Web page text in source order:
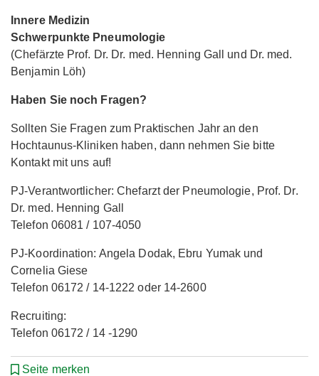
Innere Medizin
Schwerpunkte Pneumologie
(Chefärzte Prof. Dr. Dr. med. Henning Gall und Dr. med.
Benjamin Löh)
Haben Sie noch Fragen?
Sollten Sie Fragen zum Praktischen Jahr an den
Hochtaunus-Kliniken haben, dann nehmen Sie bitte
Kontakt mit uns auf!
PJ-Verantwortlicher: Chefarzt der Pneumologie, Prof. Dr.
Dr. med. Henning Gall
Telefon 06081 / 107-4050
PJ-Koordination: Angela Dodak, Ebru Yumak und
Cornelia Giese
Telefon 06172 / 14-1222 oder 14-2600
Recruiting:
Telefon 06172 / 14 -1290
Seite merken